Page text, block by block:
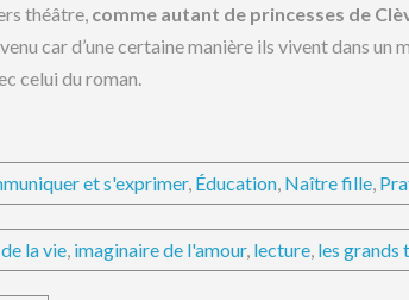
théâtre, comme autant de princesses de
car d’une certaine manière ils vivent dans un
celui du roman.
et s'exprimer, Éducation, Naître fille,
la vie, imaginaire de l'amour, lecture, les grands